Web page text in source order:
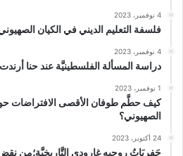
4 نوفمبر، 2023
فلسفة التعليم الديني في الكيان
4 نوفمبر، 2023
دراسة المسألة الفلسطينيَّة عند حنا
1 نوفمبر، 2023
كيف حطَّم طوفان الأقصى الافتراضات
الصهيوني؟
24 أكتوبر، 2023
حَفريَاتُ روجيه غارودي التَّاريخيَّة؛من نقضِ